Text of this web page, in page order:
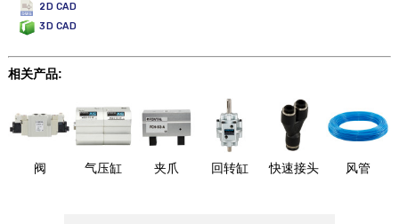
2D CAD
3D CAD
相关产品:
阀 气压缸 夹爪 回转缸 快速接头 风管